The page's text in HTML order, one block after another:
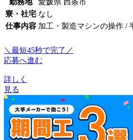
寮・社宅 なし
仕事内容 加工・製造マシンの操作 /
＼最短45秒で完了／
応募へ進む
詳しく
見る